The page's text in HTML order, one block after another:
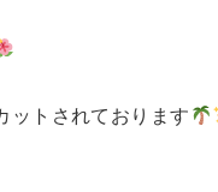
ットされております